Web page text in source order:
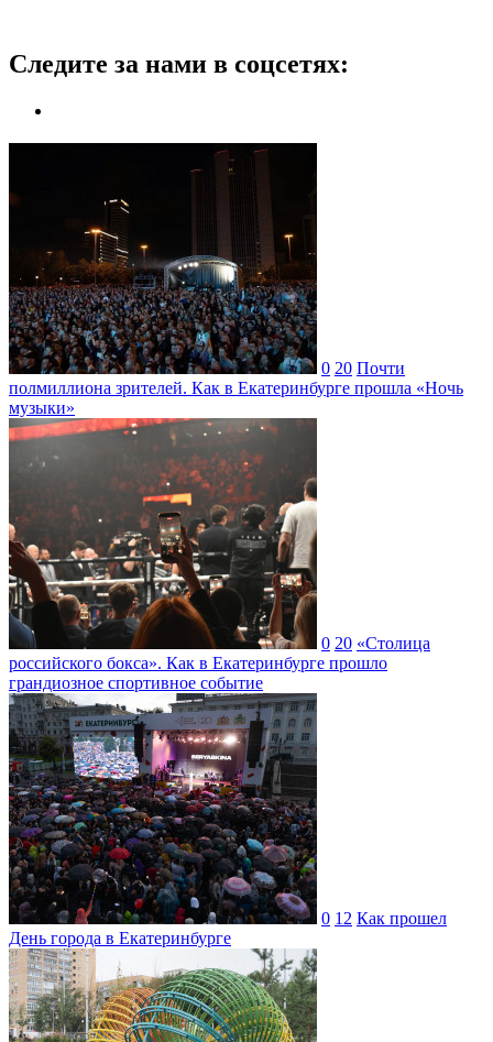
Следите за нами в соцсетях:
0 20 Почти
полмиллиона зрителей. Как в Екатеринбурге прошла «Ночь
музыки»
0 20 «Столица
российского бокса». Как в Екатеринбурге прошло
грандиозное спортивное событие
0 12 Как прошел
День города в Екатеринбурге